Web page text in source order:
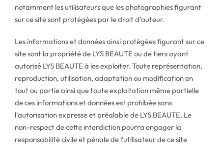
notamment les utilisateurs que les photographies figurant
sur ce site sont protégées par le droit d’auteur.
Les informations et données ainsi protégées figurant sur ce
site sont la propriété de LYS BEAUTE ou de tiers ayant
autorisé LYS BEAUTE à les exploiter. Toute représentation,
reproduction, utilisation, adaptation ou modification en
tout ou partie ainsi que toute exploitation même partielle
de ces informations et données est prohibée sans
l’autorisation expresse et préalable de LYS BEAUTE. Le
non-respect de cette interdiction pourra engager la
responsabilité civile et pénale de l’utilisateur de ce site